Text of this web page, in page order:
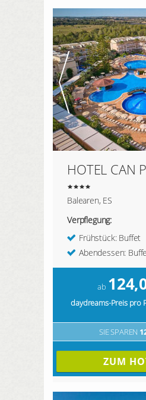
HOTEL CAN
Balearen, ES
Verpflegung:
Frühstück: Buffet
Abendessen:
ab
daydreams-Preis pro
SIE SPAREN
ZUM